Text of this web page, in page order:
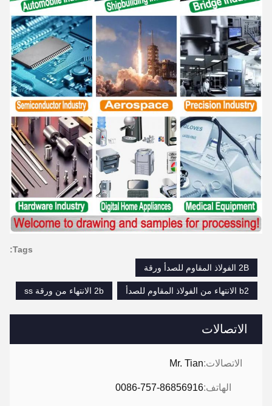
الاتصالات
الاتصالات:Mr. Tian
الهاتف:0086-757-86856916
Tags:
2B الفولاذ المقاوم للصدأ ورقة
b2 الانتهاء من الفولاذ المقاوم للصدأ 2b الانتهاء من ورقة ss